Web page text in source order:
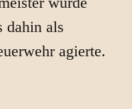
dahin als
agierte.